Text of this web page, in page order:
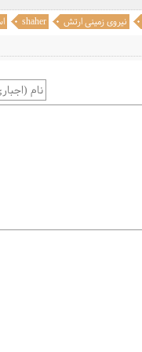
نیروی زمینی ارتش shaher